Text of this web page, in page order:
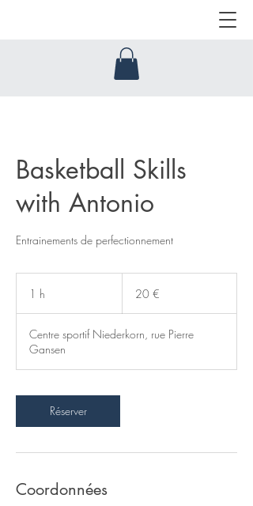
Basketball Skills
with Antonio
Entrainements de perfectionnement
1 h 20 €
Centre sportif Niederkorn, rue Pierre
Gansen
Réserver
Coordonnées